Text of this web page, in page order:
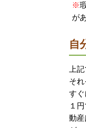
※
が
自
上
そ
すぐ
１
動